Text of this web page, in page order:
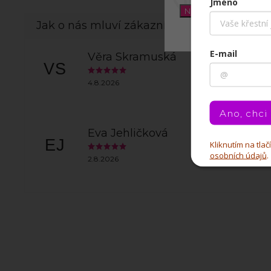
Nastavení
VS
Věra Skramuská
4.8.2026
EJ
Eva Jehličková
2.8.2026
E-mail
Ano,
Kliknutím na
osobních údajů.